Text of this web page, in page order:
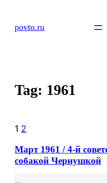
povto.ru
Tag: 1961
1 2
Март 1961 / 4-й
собакой Чернушкой